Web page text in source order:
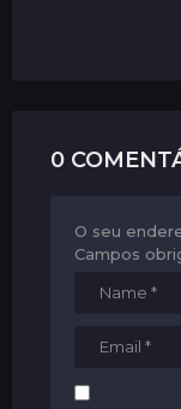
0
O seu
Campos